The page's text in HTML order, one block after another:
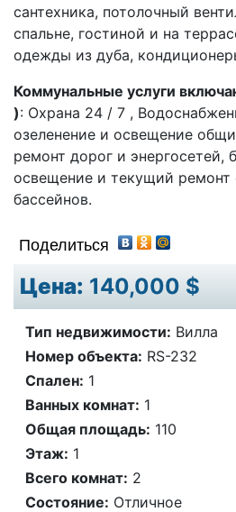
сантехника, потолочный
спальне, гостиной и на
одежды из дуба,
Коммунальные услуги
): Охрана 24 / 7 ,
озеленение и освещение
ремонт дорог и энергосетей,
освещение и текущий
бассейнов.
Поделиться
Цена: 140,000 $
Тип недвижимости: Вилла
Номер объекта: RS-232
Спален: 1
Ванных комнат: 1
Общая площадь: 110
Этаж: 1
Всего комнат: 2
Состояние: Отличное